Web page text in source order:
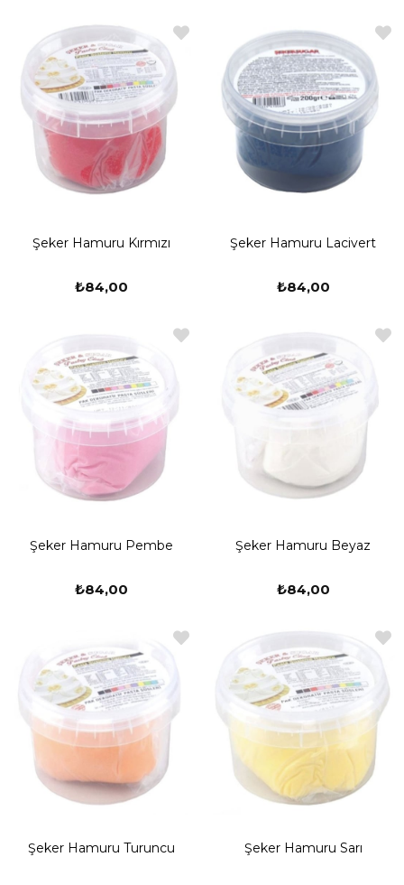
Şeker Hamuru Kırmızı
₺84,00
Şeker Hamuru Lacivert
₺84,00
Şeker Hamuru Pembe
₺84,00
Şeker Hamuru Beyaz
₺84,00
Şeker Hamuru Turuncu Şeker Hamuru Sarı